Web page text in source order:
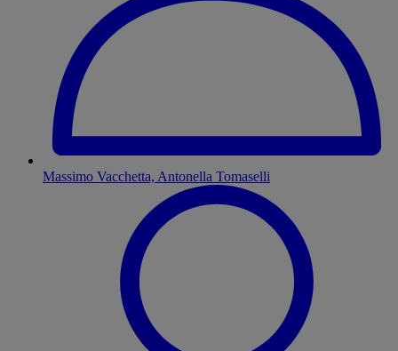
Massimo Vacchetta, Antonella Tomaselli